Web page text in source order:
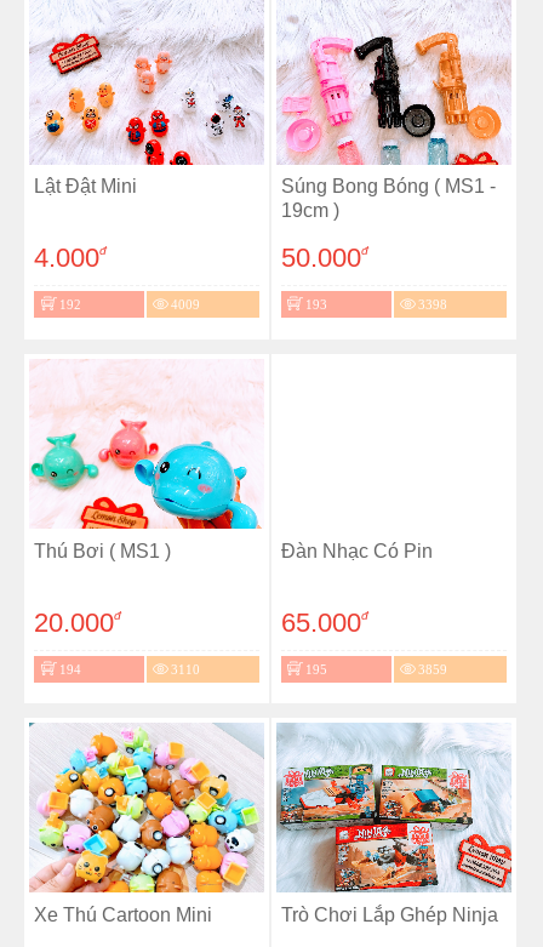
Lật Đật Mini
4.000đ
192 4009
Súng Bong Bóng ( MS1 -
19cm )
50.000đ
193 3398
Thú Bơi ( MS1 )
20.000đ
194 3110
Đàn Nhạc Có Pin
65.000đ
195 3859
Xe Thú Cartoon Mini Trò Chơi Lắp Ghép Ninja